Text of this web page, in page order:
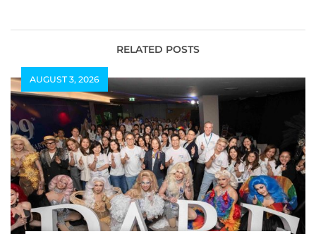
ตินอเมริกา ตอกย้ำศักยภาพ
Thailand’s Largest
Urban Roof Park หมุด
หมายใหม่เชื่อมสัมพันธ์
เศรษฐกิจระดับโลก
MV ให้ชมแล้ววันนี้!
RELATED POSTS
AUGUST 3, 2026